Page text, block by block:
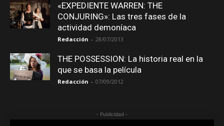
«EXPEDIENTE WARREN: THE
CONJURING»: Las tres fases de la
actividad demoníaca
Redacción - 28/07/2013
THE POSSESSION: La historia real en la
que se basa la película
Redacción - 07/09/2012
- Publicidad -